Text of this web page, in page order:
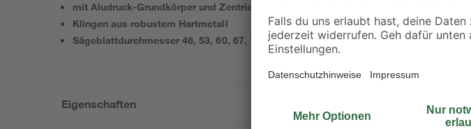
mit Aludruck-Grundkörper und Zentrierbohrer
Klingen aus robustem Hartmetall
Sägeblattdurchmesser 46, 53, 60, 67, 74, 81 mm
Eigenschaften